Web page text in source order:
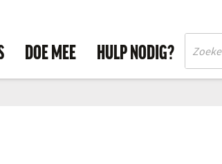
DOE MEE HULP NODIG?